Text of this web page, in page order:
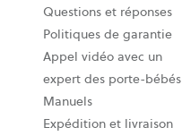
Questions et réponses
Politiques de garantie
Appel vidéo avec un
expert des porte-bébés
Manuels
Expédition et livraison